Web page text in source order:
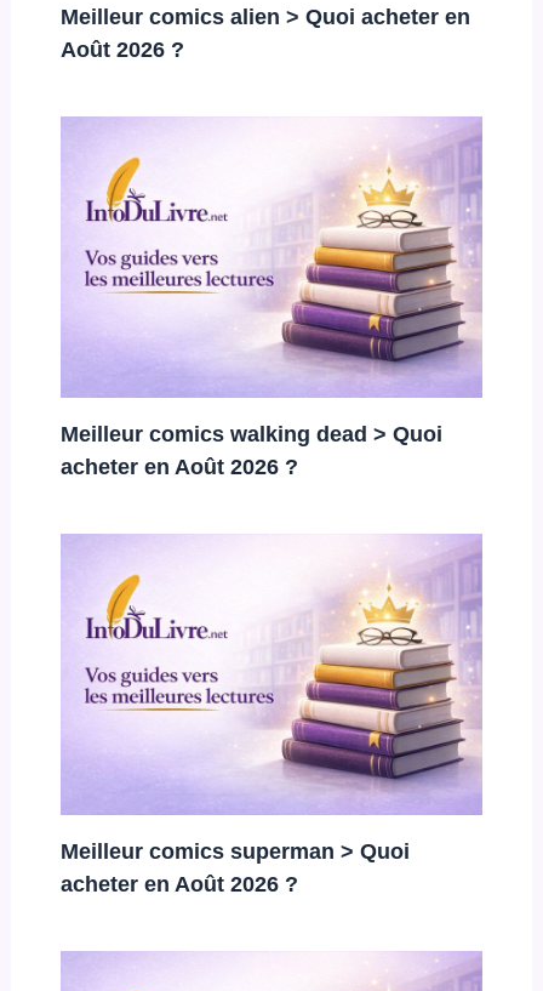
Meilleur comics alien > Quoi acheter en
Août 2026 ?
Meilleur comics walking dead > Quoi
acheter en Août 2026 ?
Meilleur comics superman > Quoi
acheter en Août 2026 ?